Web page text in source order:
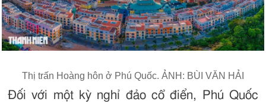
Thị trấn Hoàng hôn ở Phú Quốc. ẢNH: BÙI VĂN HẢI
Đối với một kỳ nghỉ đảo cổ điển, Phú Quốc